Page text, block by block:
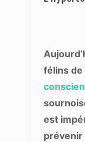
félins de
est